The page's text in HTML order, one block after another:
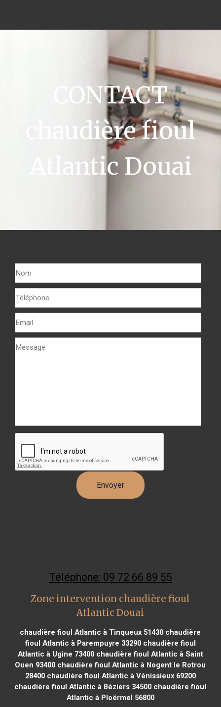
CONTACT
chaudière fioul
Atlantic Douai
Téléphone: 09 72 66 89 55
Zone intervention chaudière fioul
Atlantic Douai
chaudière fioul Atlantic à Tinqueux 51430 chaudière
fioul Atlantic à Parempuyre 33290chaudière fioul
Atlantic à Ugine 73400chaudière fioul Atlantic à Saint
Ouen 93400 chaudière fioul Atlantic à Nogent le Rotrou
28400chaudière fioul Atlantic à Vénissieux 69200
chaudière fioul Atlantic à Béziers 34500 chaudière fioul
Atlantic à Ploërmel 56800